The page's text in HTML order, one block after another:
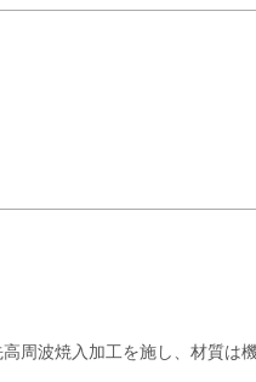
周波焼入加工を施し、材質は